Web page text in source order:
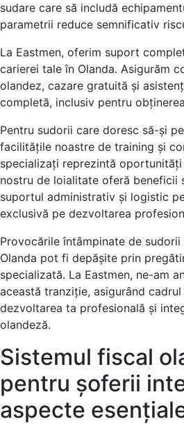
sudare care să includă
parametrii reduce semnificativ
La Eastmen, oferim suport
carierei tale în Olanda. Asigurăm
olandez, cazare gratuită și
completă, inclusiv pentru
Pentru sudorii care doresc să-și
facilitățile noastre de training și
specializați reprezintă oportunități
nostru de loialitate oferă beneficii
suportul administrativ și logistic
exclusivă pe dezvoltarea
Provocările întâmpinate de
Olanda pot fi depășite prin
specializată. La Eastmen, ne-am
această tranziție, asigurând
dezvoltarea ta profesională și
olandeză.
Sistemul fiscal
pentru șoferii
aspecte